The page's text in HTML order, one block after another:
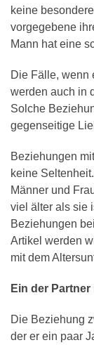
keine
vorgegebene
Mann hat eine
Die Fälle, wenn
werden auch in
Solche
gegenseitige
Beziehungen
keine
Männer und
viel älter als sie
Beziehungen
Artikel werden
mit dem
Ein der
Die Beziehung
der er ein paar